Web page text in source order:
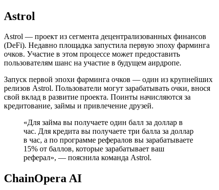
Astrol
Astrol — проект из сегмента децентрализованных финансов
(DeFi). Недавно площадка запустила первую эпоху фарминга
очков. Участие в этом процессе может предоставить
пользователям шанс на участие в будущем аирдропе.
Запуск первой эпохи фарминга очков — один из крупнейших
релизов Astrol. Пользователи могут зарабатывать очки, внося
свой вклад в развитие проекта. Поинты начисляются за
кредитование, займы и привлечение друзей.
«Для займа вы получаете один балл за доллар в
час. Для кредита вы получаете три балла за доллар
в час, а по программе рефералов вы зарабатываете
15% от баллов, которые зарабатывает ваш
реферал», — пояснила команда Astrol.
ChainOpera AI